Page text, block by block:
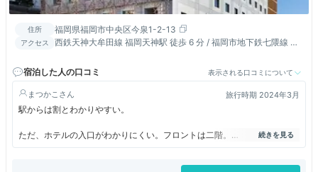
住所 福岡県福岡市中央区今泉1-2-13
アクセス
西鉄天神大牟田線 福岡天神駅 徒歩 6 分 / 福岡市地下鉄七隈線 天
宿泊した人の口コミ
表示される口コミについて
まつかこ 旅行時期 2024年3月
駅からは割とわかりやすい。
ただ、ホテルの入口がわかりにくい。フロントは二階。